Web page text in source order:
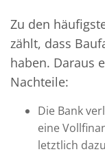
Zu den
zählt, dass
haben. Daraus
Nachteile:
Die Bank
eine
letztlich